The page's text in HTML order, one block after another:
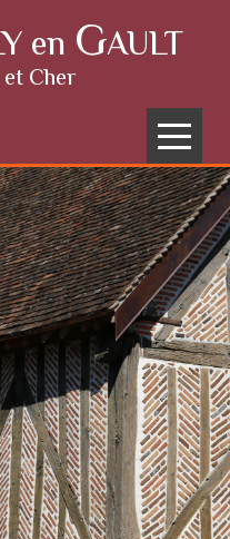
en GAULT
Cher
Menu